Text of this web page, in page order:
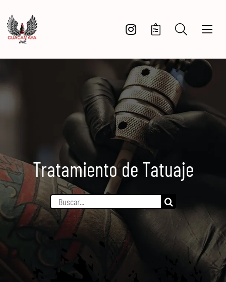
contenido
Tratamiento de Tatuaje
Buscar: